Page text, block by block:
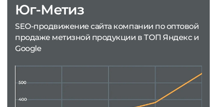
Юг-Метиз
SEO-продвижение сайта компании по оптовой
продаже метизной продукции в ТОП Яндекс и
Google